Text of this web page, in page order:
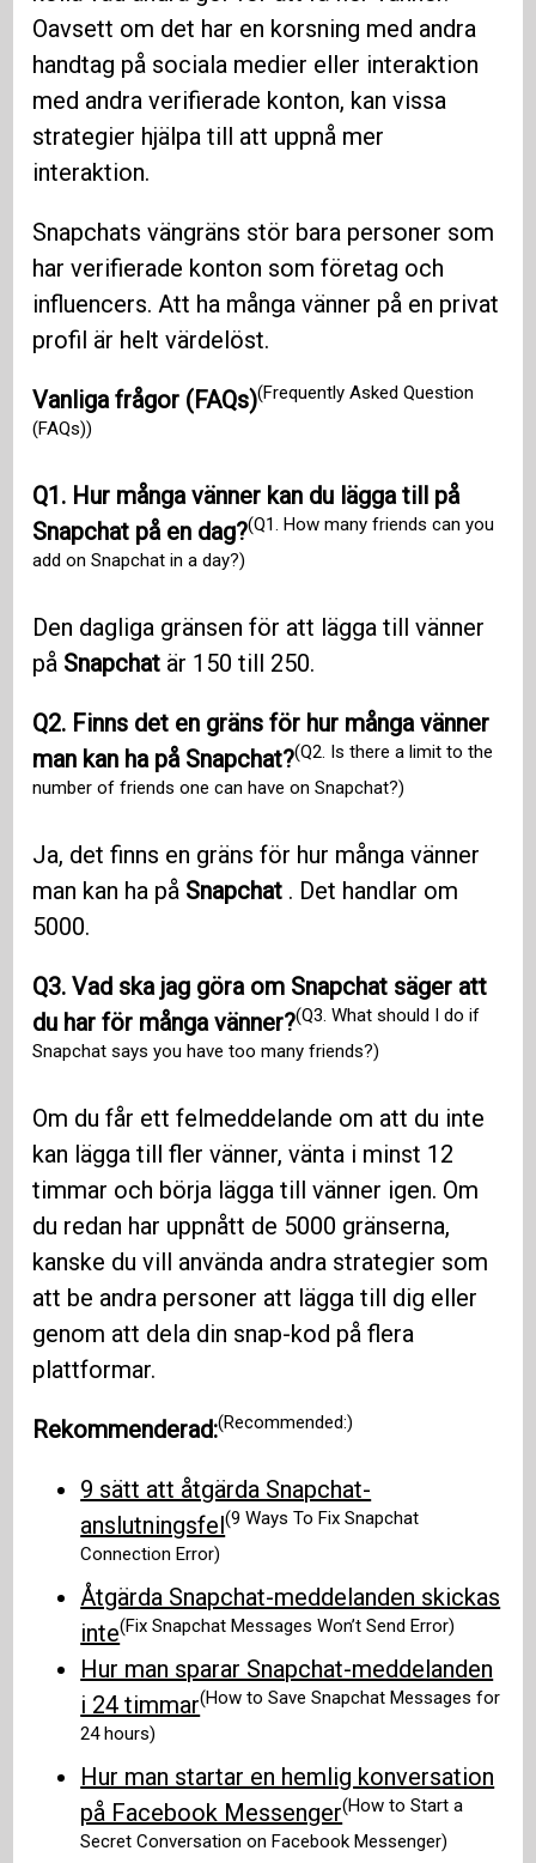
Oavsett om det har en korsning med andra
handtag på sociala medier eller interaktion
med andra verifierade konton, kan vissa
strategier hjälpa till att uppnå mer
interaktion.
Snapchats vängräns stör bara personer som
har verifierade konton som företag och
influencers. Att ha många vänner på en privat
profil är helt värdelöst.
Vanliga frågor (FAQs)(Frequently Asked Question
(FAQs))
Q1. Hur många vänner kan du lägga till på
Snapchat på en dag?(Q1. How many friends can you
add on Snapchat in a day?)
Den dagliga gränsen för att lägga till vänner
på Snapchat är 150 till 250.
Q2. Finns det en gräns för hur många vänner
man kan ha på Snapchat?(Q2. Is there a limit to the
number of friends one can have on Snapchat?)
Ja, det finns en gräns för hur många vänner
man kan ha på Snapchat . Det handlar om
5000.
Q3. Vad ska jag göra om Snapchat säger att
du har för många vänner?(Q3. What should I do if
Snapchat says you have too many friends?)
Om du får ett felmeddelande om att du inte
kan lägga till fler vänner, vänta i minst 12
timmar och börja lägga till vänner igen. Om
du redan har uppnått de 5000 gränserna,
kanske du vill använda andra strategier som
att be andra personer att lägga till dig eller
genom att dela din snap-kod på flera
plattformar.
Rekommenderad:(Recommended:)
9 sätt att åtgärda Snapchat-
anslutningsfel(9 Ways To Fix Snapchat
Connection Error)
Åtgärda Snapchat-meddelanden skickas
inte(Fix Snapchat Messages Won’t Send Error)
Hur man sparar Snapchat-meddelanden
i 24 timmar(How to Save Snapchat Messages for
24 hours)
Hur man startar en hemlig konversation
på Facebook Messenger(How to Start a
Secret Conversation on Facebook Messenger)